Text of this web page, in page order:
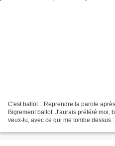
C'est ballot... Reprendre la parole
Bigrement ballot. J'aurais préféré moi,
veux-tu, avec ce qui me tombe dessus